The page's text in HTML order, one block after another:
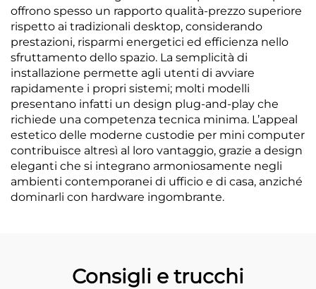
offrono spesso un rapporto qualità-prezzo superiore
rispetto ai tradizionali desktop, considerando
prestazioni, risparmi energetici ed efficienza nello
sfruttamento dello spazio. La semplicità di
installazione permette agli utenti di avviare
rapidamente i propri sistemi; molti modelli
presentano infatti un design plug-and-play che
richiede una competenza tecnica minima. L’appeal
estetico delle moderne custodie per mini computer
contribuisce altresì al loro vantaggio, grazie a design
eleganti che si integrano armoniosamente negli
ambienti contemporanei di ufficio e di casa, anziché
dominarli con hardware ingombrante.
Consigli e trucchi